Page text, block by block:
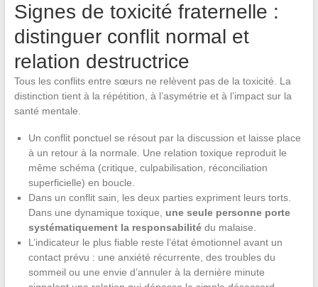
Signes de toxicité fraternelle :
distinguer conflit normal et
relation destructrice
Tous les conflits entre sœurs ne relèvent pas de la toxicité. La
distinction tient à la répétition, à l’asymétrie et à l’impact sur la
santé mentale.
Un conflit ponctuel se résout par la discussion et laisse place
à un retour à la normale. Une relation toxique reproduit le
même schéma (critique, culpabilisation, réconciliation
superficielle) en boucle.
Dans un conflit sain, les deux parties expriment leurs torts.
Dans une dynamique toxique, une seule personne porte
systématiquement la responsabilitédu malaise.
L’indicateur le plus fiable reste l’état émotionnel avant un
contact prévu : une anxiété récurrente, des troubles du
sommeil ou une envie d’annuler à la dernière minute